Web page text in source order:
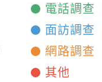
電話調查
面訪調查
網路調查
其他